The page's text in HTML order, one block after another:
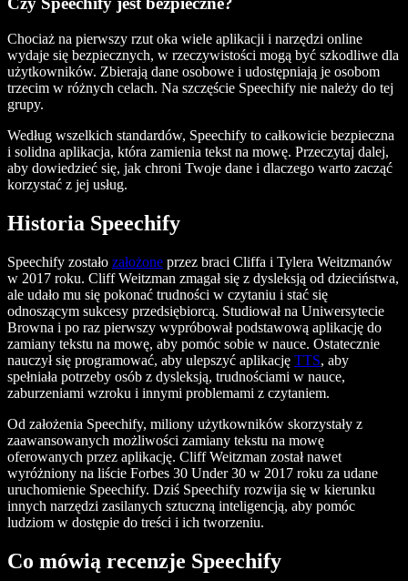
Chociaż na pierwszy rzut oka wiele aplikacji i narzędzi online
wydaje się bezpiecznych, w rzeczywistości mogą być szkodliwe dla
użytkowników. Zbierają dane osobowe i udostępniają je osobom
trzecim w różnych celach. Na szczęście Speechify nie należy do tej
grupy.
Według wszelkich standardów, Speechify to całkowicie bezpieczna
i solidna aplikacja, która zamienia tekst na mowę. Przeczytaj dalej,
aby dowiedzieć się, jak chroni Twoje dane i dlaczego warto zacząć
korzystać z jej usług.
Historia Speechify
Speechify zostało założone przez braci Cliffa i Tylera Weitzmanów
w 2017 roku. Cliff Weitzman zmagał się z dysleksją od dzieciństwa,
ale udało mu się pokonać trudności w czytaniu i stać się
odnoszącym sukcesy przedsiębiorcą. Studiował na Uniwersytecie
Browna i po raz pierwszy wypróbował podstawową aplikację do
zamiany tekstu na mowę, aby pomóc sobie w nauce. Ostatecznie
nauczył się programować, aby ulepszyć aplikację TTS, aby
spełniała potrzeby osób z dysleksją, trudnościami w nauce,
zaburzeniami wzroku i innymi problemami z czytaniem.
Od założenia Speechify, miliony użytkowników skorzystały z
zaawansowanych możliwości zamiany tekstu na mowę
oferowanych przez aplikację. Cliff Weitzman został nawet
wyróżniony na liście Forbes 30 Under 30 w 2017 roku za udane
uruchomienie Speechify. Dziś Speechify rozwija się w kierunku
innych narzędzi zasilanych sztuczną inteligencją, aby pomóc
ludziom w dostępie do treści i ich tworzeniu.
Co mówią recenzje Speechify